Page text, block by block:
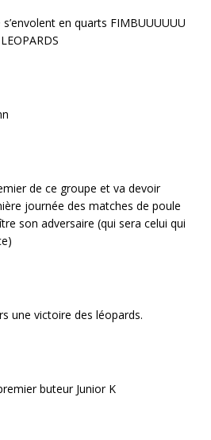
en quarts FIMBUUUUUU
de ce groupe et va devoir
journée des matches de poule
son adversaire (qui sera celui qui
une victoire des léopards.
buteur Junior K